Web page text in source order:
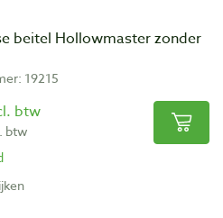
beitel Hollowmaster zonder
19215
btw
btw